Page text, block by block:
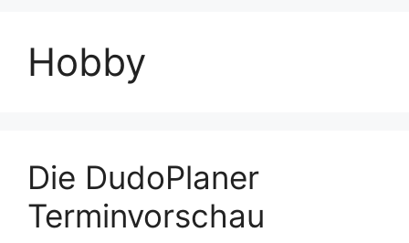
Hobby
Die DudoPlaner
Terminvorschau